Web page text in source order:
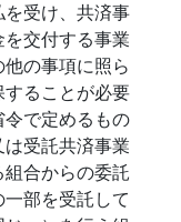
受け、共済事
交付する事業
の事項に照ら
ることが必要
で定めるもの
受託共済事業
組合からの委託
部を受託して